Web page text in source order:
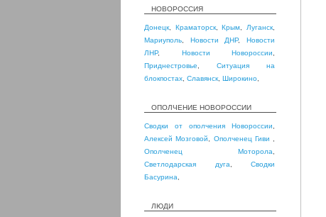
НОВОРОССИЯ
Донецк Краматорск,Крым Луганск
Мариуполь
Новости ДНР,Новости
ЛНР, Новости Новороссии
Приднестровье
Ситуация на
блокпостах Славянск Широкино
ОПОЛЧЕНИЕ НОВОРОССИИ
Сводки от ополчения Новороссии
Алексей Мозговой
Ополченец Гиви
Ополченец Моторола
Светлодарская дуга
Сводки
Басурина
ЛЮДИ